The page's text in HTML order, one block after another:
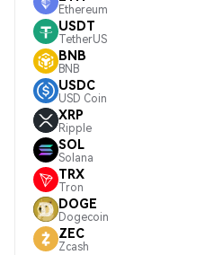
Ethereum
USDT
TetherUS
BNB
BNB
USDC
USD Coin
XRP
Ripple
SOL
Solana
TRX
Tron
DOGE
Dogecoin
ZEC
Zcash